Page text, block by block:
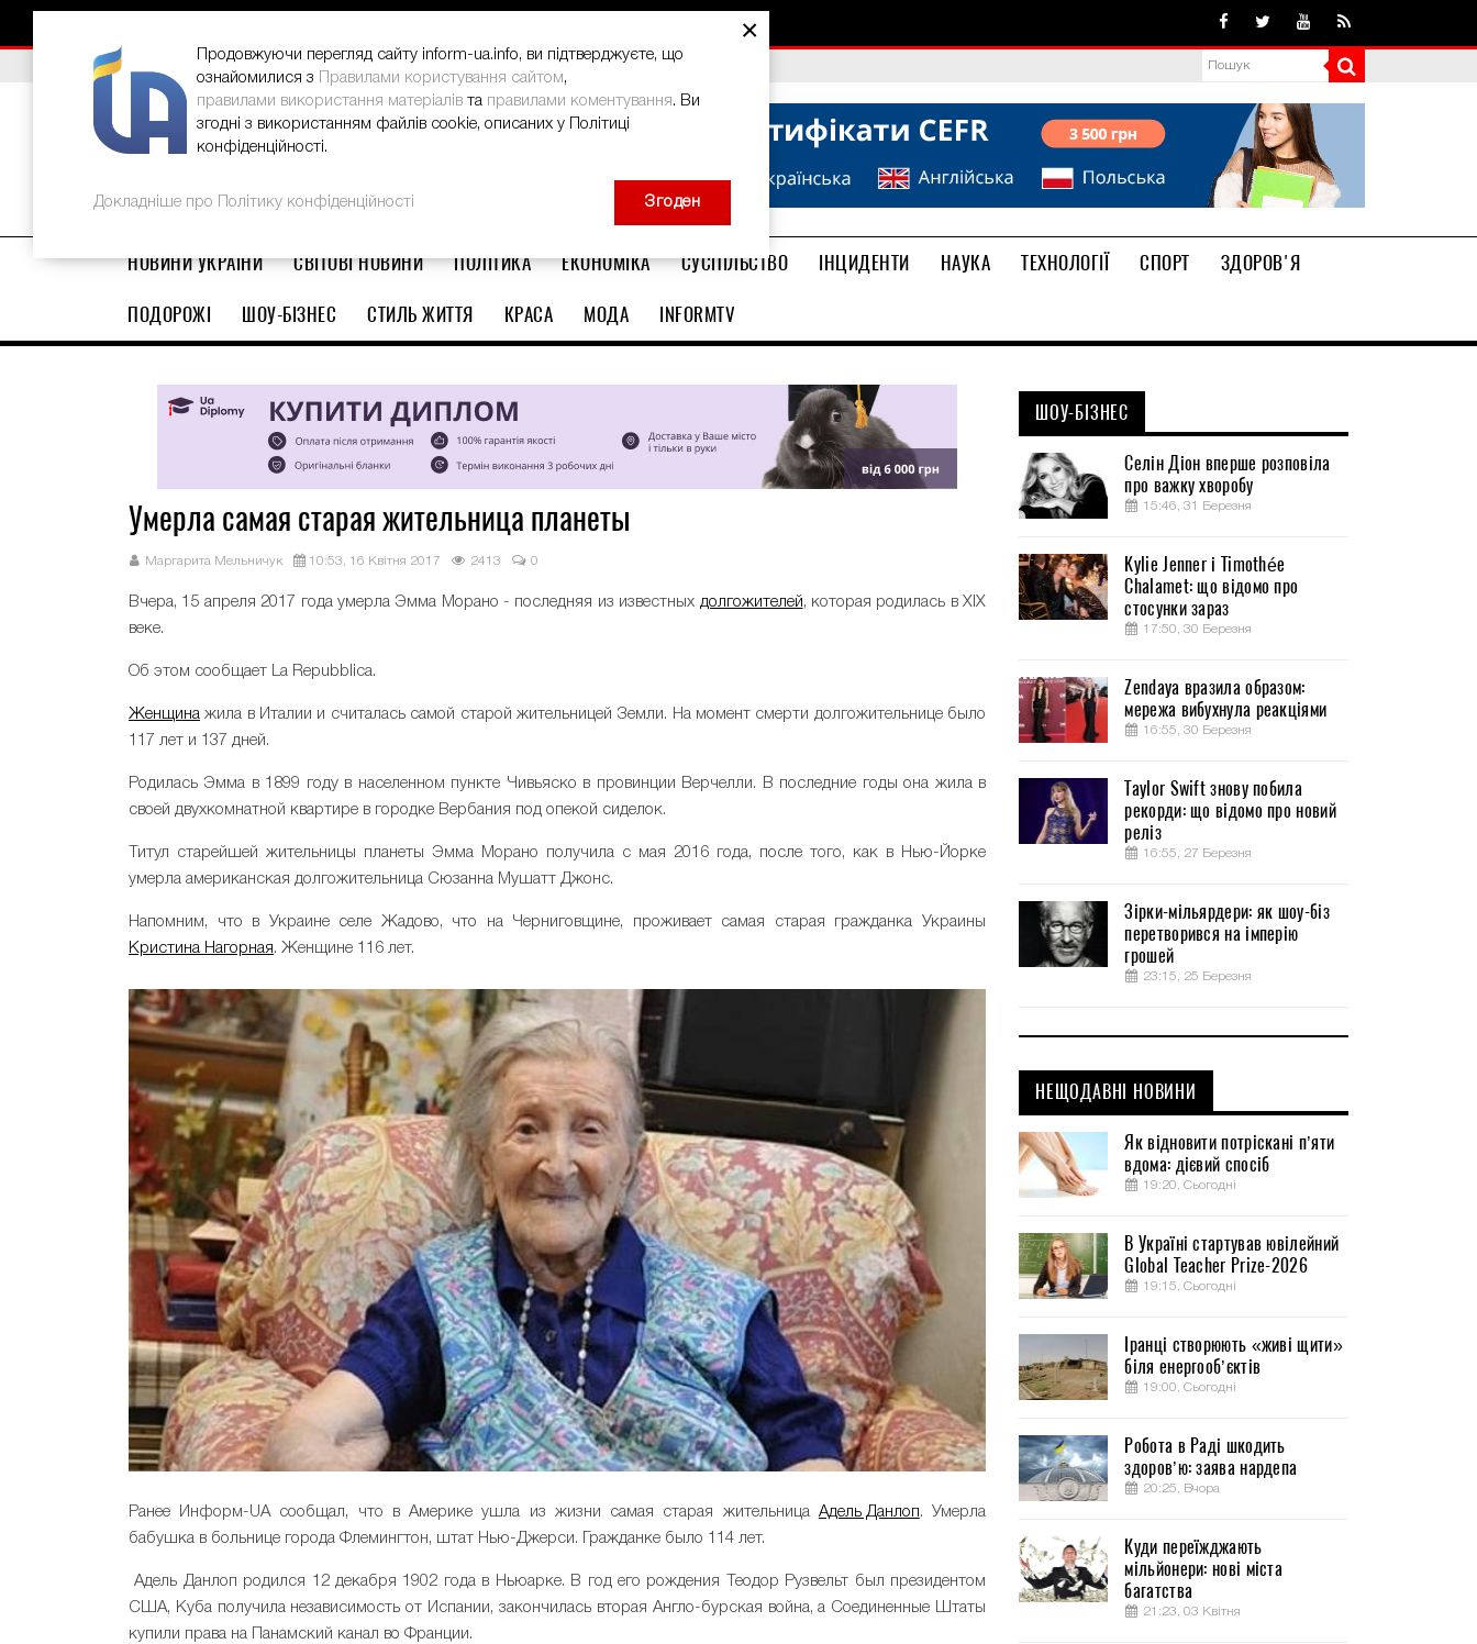
ВИБІР РЕДАКЦІЇ В Україні стартував ювілейний Global Teacher Prize-2026
НОВИНИ УКРАЇНИ СВІТОВІ НОВИНИ ПОЛІТИКА ЕКОНОМІКА СУСПІЛЬСТВО ІНЦИДЕНТИ НАУКА ТЕХНОЛОГІЇ СПОРТ
ЗДОРОВ'Я
ПОДОРОЖІ
ШОУ-БІЗНЕС СТИЛЬ ЖИТТЯ КРАСА МОДА INFORMTV
Умерла самая старая жительница планеты
Маргарита Мельничук 10:53, 16 Квітня 2017 2413 0
Вчера, 15 апреля 2017 года умерла Эмма Морано - последняя из известных долгожителей, которая родилась в XIX
веке.
Об этом сообщает La Repubblica.
Женщина жила в Италии и считалась самой старой жительницей Земли. На момент смерти долгожительнице было
117 лет и 137 дней.
Родилась Эмма в 1899 году в населенном пункте Чивьяско в провинции Верчелли. В последние годы она жила в
своей двухкомнатной квартире в городке Вербания под опекой сиделок.
Титул старейшей жительницы планеты Эмма Морано получила с мая 2016 года, после того, как в Нью-Йорке
умерла американская долгожительница Сюзанна Мушатт Джонс.
Напомним, что в Украине селе Жадово, что на Черниговщине, проживает самая старая гражданка Украины
Кристина Нагорная. Женщине 116 лет.
Ранее Информ-UA сообщал, что в Америке ушла из жизни самая старая жительница Адель Данлоп. Умерла
бабушка в больнице города Флемингтон, штат Нью-Джерси. Гражданке было 114 лет.
Адель Данлоп родился 12 декабря 1902 года в Ньюарке. В год его рождения Теодор Рузвельт был президентом
США, Куба получила независимость от Испании, закончилась вторая Англо-бурская война, а Соединенные Штаты
купили права на Панамский канал во Франции.
ШОУ-БІЗНЕС
Селін Діон вперше розповіла
про важку хворобу
15:46, 31 Березня
Kylie Jenner і Timothée
Chalamet: що відомо про
стосунки зараз
17:50, 30 Березня
Zendaya вразила образом:
мережа вибухнула реакціями
16:55, 30 Березня
Taylor Swift знову побила
рекорди: що відомо про новий
реліз
16:55, 27 Березня
Зірки-мільярдери: як шоу-біз
перетворився на імперію
грошей
23:15, 25 Березня
НЕЩОДАВНІ НОВИНИ
Як відновити потріскані п’яти
вдома: дієвий спосіб
19:20, Сьогодні
В Україні стартував ювілейний
Global Teacher Prize-2026
19:15, Сьогодні
Іранці створюють «живі щити»
біля енергооб’єктів
19:00, Сьогодні
Робота в Раді шкодить
здоров’ю: заява нардепа
20:25, Вчора
Куди переїжджають
мільйонери: нові міста
багатства
21:23, 03 Квітня
×
Продовжуючи перегляд сайту inform-ua.info, ви підтверджуєте, що
ознайомилися з
Правилами користування сайтом,
правилами використання матеріалів та правилами коментування. Ви
згодні з використанням файлів cookie, описаних у Політиці
конфіденційності.
Докладніше про Політику конфіденційності Згоден